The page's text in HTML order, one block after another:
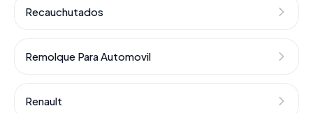
Recauchutados
Remolque Para Automovil
Renault